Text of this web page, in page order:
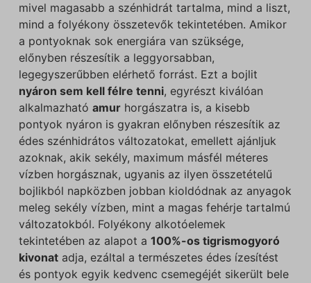
mivel magasabb a szénhidrát tartalma, mind a liszt,
mind a folyékony összetevők tekintetében. Amikor
a pontyoknak sok energiára van szüksége,
előnyben részesítik a leggyorsabban,
legegyszerűbben elérhető forrást. Ezt a bojlit
nyáron sem kell félre tenni, egyrészt kiválóan
alkalmazható amurhorgászatra is, a kisebb
pontyok nyáron is gyakran előnyben részesítik az
édes szénhidrátos változatokat, emellett ajánljuk
azoknak, akik sekély, maximum másfél méteres
vízben horgásznak, ugyanis az ilyen összetételű
bojlikból napközben jobban kioldódnak az anyagok
meleg sekély vízben, mint a magas fehérje tartalmú
változatokból. Folyékony alkotóelemek
tekintetében az alapot a 100%-os tigrismogyoró
kivonatadja, ezáltal a természetes édes ízesítést
és pontyok egyik kedvenc csemegéjét sikerült bele